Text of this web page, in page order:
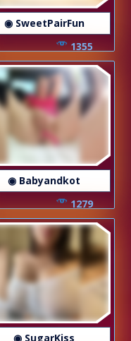
◉ SweetPairFun
1355
◉ Babyandkot
1279
◉ SugarKiss